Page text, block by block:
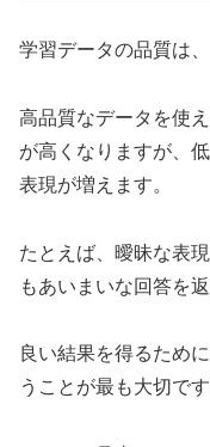
学習データの品質は
高品質なデータを使
が高くなりますが、
表現が増えます。
たとえば、曖昧な表
もあいまいな回答を
良い結果を得るため
うことが最も大切です